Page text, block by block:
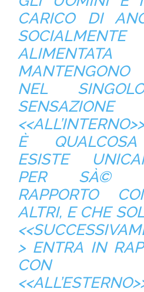
CARICO DI
SOCIALMENTE
NEL
È
ESISTE
PER SÀ©
RAPPORTO
ALTRI, E CHE
> ENTRA IN
CON